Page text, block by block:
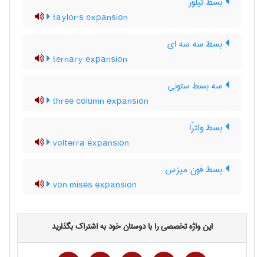
taylor's expansion
بسط سه سه ای
ternary expansion
سه بسط ستونی
three column expansion
بسط ولترّا
volterra expansion
بسط فون میزس
von mises expansion
این واژه تخصصی را با دوستان خود به اشتراک بگذارید